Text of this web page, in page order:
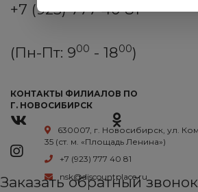
+7 (923) 777 40 81
(Пн-Пт: 900 - 1800)
КОНТАКТЫ ФИЛИАЛОВ ПО
Г. НОВОСИБИРСК
630007, г. Новосибирск, ул.
35 (ст. м. «Площадь Ленина»)
+7 (923) 777 40 81
nsk@discountplace.ru
Заказать обратный звонок